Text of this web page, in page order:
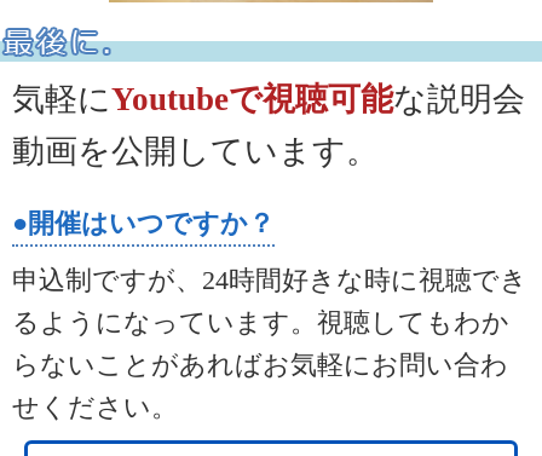
気軽にYoutubeで視聴可能な説明会
動画を公開しています。
●開催はいつですか？
申込制ですが、24時間好きな時に視聴でき
るようになっています。視聴してもわか
らないことがあればお気軽にお問い合わ
せください。